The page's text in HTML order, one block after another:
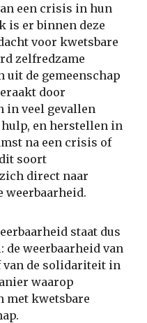
een crisis in hun
is er binnen deze
voor kwetsbare
zelfredzame
uit de gemeenschap
door
in veel gevallen
en herstellen in
na een crisis of
soort
direct naar
weerbaarheid.
staat dus
de weerbaarheid van
van de solidariteit in
waarop
met kwetsbare